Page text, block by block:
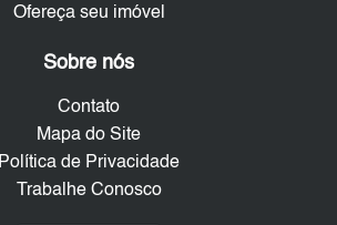
Ofereça seu imóvel
Sobre nós
Contato
Mapa do Site
Política de Privacidade
Trabalhe Conosco